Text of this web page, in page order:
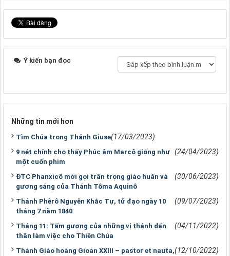
Ý kiến bạn đọc
Những tin mới hơn
Tìm Chúa trong Thánh Giuse(17/03/2023)
9 nét chính cho thấy Phúc âm Marcô giống như
một cuốn phim
(24/04/2023)
ĐTC Phanxicô mời gọi trân trọng giáo huấn và
gương sáng của Thánh Tôma Aquinô
(30/06/2023)
Thánh Phêrô Nguyễn Khắc Tự, tử đạo ngày 10
tháng 7 năm 1840
(09/07/2023)
Tháng 11: Tấm gương của những vị thánh dấn
thân làm việc cho Thiên Chúa
(04/11/2022)
Thánh Giáo hoàng Gioan XXIII – pastor et nauta,(12/10/2022)